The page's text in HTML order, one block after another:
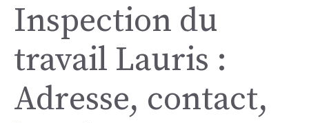
Inspection du
travail Lauris :
Adresse, contact,